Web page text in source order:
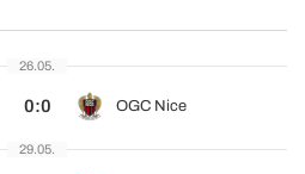
26.05.
0:0 OGC Nice
29.05.